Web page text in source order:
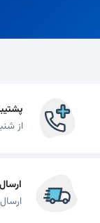
از شنبه